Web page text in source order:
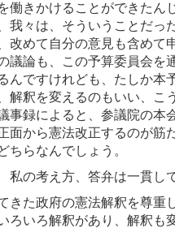
働きかけることができたん
我々は、そういうことだっ
改めて自分の意見も含めて
議論も、この予算委員会を
んですけれども、たしか本
解釈を変えるのもいい、こ
事録によると、参議院の本
面から憲法改正するのが筋
ちらなんでしょう。
の考え方、答弁は一貫し
きた政府の憲法解釈を尊重
ろいろ解釈があり、解釈も